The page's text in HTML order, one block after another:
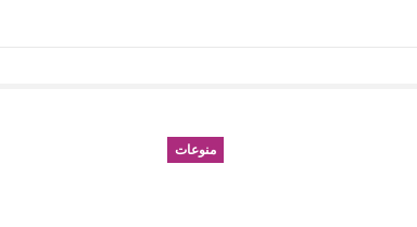
منوعات